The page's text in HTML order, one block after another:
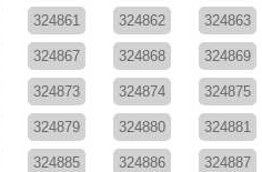
324861 324862 324863
324867 324868 324869
324873 324874 324875
324879 324880 324881
324885 324886 324887